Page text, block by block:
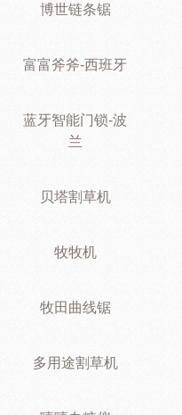
博世链条锯
富富斧斧-西班牙
蓝牙智能门锁-波
兰
贝塔割草机
牧牧机
牧田曲线锯
多用途割草机